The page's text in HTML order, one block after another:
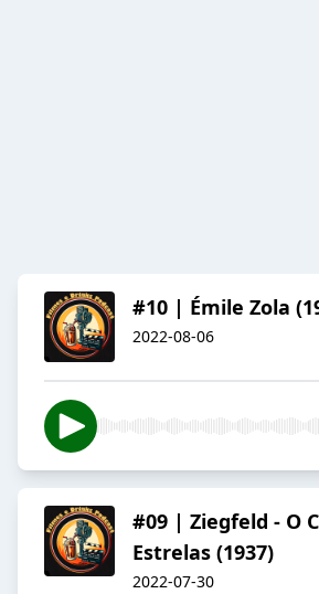
#10 | Émile Zola
2022-08-06
#09 | Ziegfeld - O
Estrelas (1937)
2022-07-30